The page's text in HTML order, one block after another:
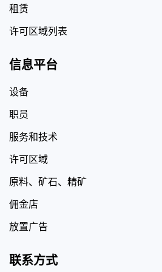
租赁
许可区域列表
信息平台
设备
职员
服务和技术
许可区域
原料、矿石、精矿
佣金店
放置广告
联系方式